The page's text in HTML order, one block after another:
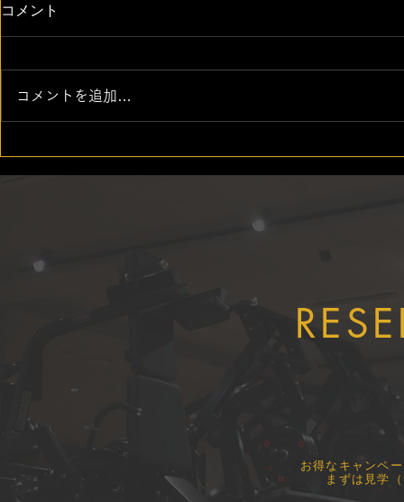
ILUTY FITNESS CLUBでは
安心・安全なサービスの提供
【実践型勉
ての実践型
コメント
コメントを追加…
お得なキャンペ
まずは見学